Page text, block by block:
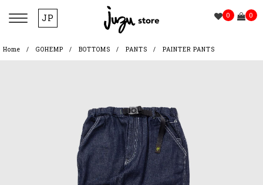
JP 0 0
Home GOHEMP BOTTOMS PANTS PAINTER PANTS